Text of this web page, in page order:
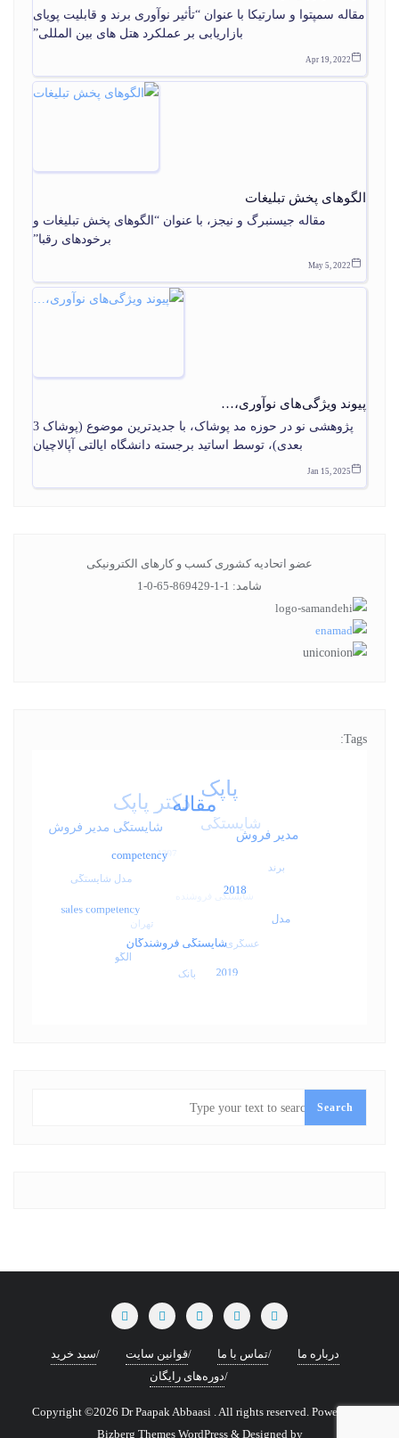
مقاله سمپتوا و سارتیکا با عنوان “تأثیر نوآوری برند و قابلیت پویای
بازاریابی بر عملکرد هتل های بین المللی”
Apr 19, 2022
الگوهای پخش تبليغات
مقاله جیسنبرگ و نیجز، با عنوان “الگوهای پخش تبلیغات و
برخودهای رقبا”
May 5, 2022
پیوند ویژگی‌های نوآوری،…
پژوهشی نو در حوزه مد پوشاک، با جدیدترین موضوع (پوشاک 3
بعدی)، توسط اساتید برجسته دانشگاه ایالتی آپالاچیان
Jan 15, 2025
عضو اتحادیه کشوری کسب و کارهای الکترونیکی
شامد: 1-1-869429-65-0-1
Tags:
Search
درباره ما تماس با ما قوانین سایت
سبد خرید
دوره‌های رایگان
Copyright ©2026 Dr Paapak Abbaasi . All rights reserved. Powered by
WordPress & Designed by
Bizberg Themes